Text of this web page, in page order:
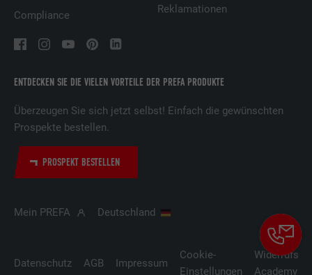
ENTDECKEN SIE DIE VIELEN VORTEILE DER PREFA PRODUKTE
Überzeugen Sie sich jetzt selbst! Einfach die gewünschten
Prospekte bestellen.
PROSPEKT BESTELLEN
Compliance
Reklamationen
Mein PREFA Deutschland
Datenschutz AGB Impressum
Cookie-
Einstellungen
Academy